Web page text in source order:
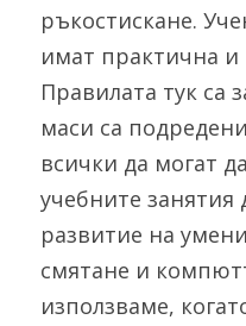
ръкостискане.
имат практична
Правилата тук са
маси са
всички да могат
учебните занятия
развитие на
смятане и
използваме,